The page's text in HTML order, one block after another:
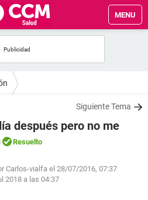
MENU
Siguiente Tema
después pero no me
Resuelto
Carlos-vialfa el 28/07/2016, 07:37
2018 a las 04:37